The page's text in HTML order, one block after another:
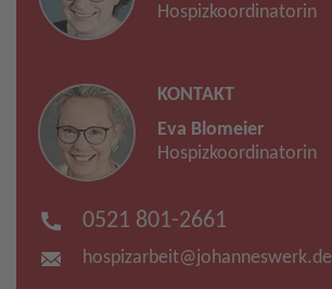
Hospizkoordinatorin
KONTAKT
Eva Blomeier
Hospizkoordinatorin
0521 801-2661
hospizarbeit​@johanneswerk.de